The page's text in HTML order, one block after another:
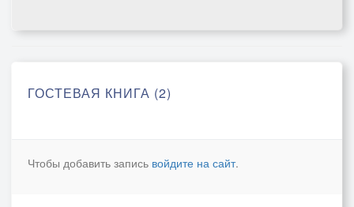
ГОСТЕВАЯ КНИГА (2)
Чтобы добавить запись войдите на сайт.